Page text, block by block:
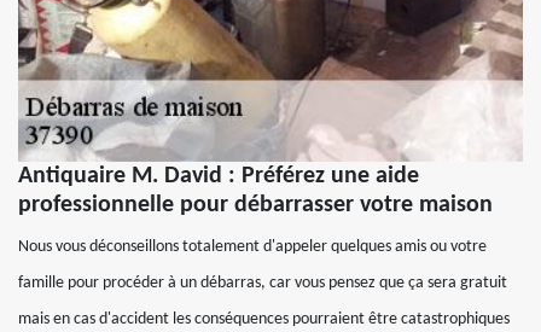
Antiquaire M. David : Préférez une aide
professionnelle pour débarrasser votre maison
Nous vous déconseillons totalement d'appeler quelques amis ou votre
famille pour procéder à un débarras, car vous pensez que ça sera gratuit
mais en cas d'accident les conséquences pourraient être catastrophiques